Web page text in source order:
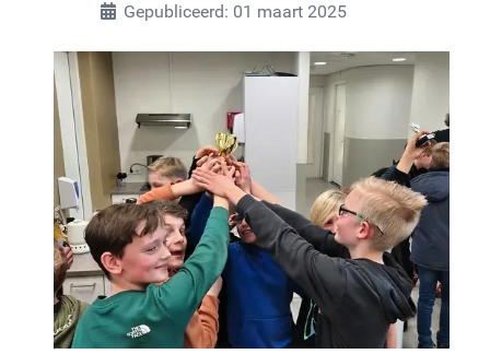
Gepubliceerd: 01 maart 2025